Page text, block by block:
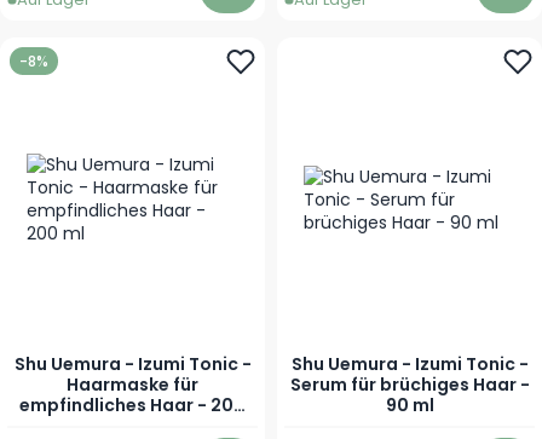
-8%
Shu Uemura - Izumi Tonic -
Haarmaske für
empfindliches Haar - 200
Shu Uemura - Izumi Tonic -
Serum für brüchiges Haar -
90 ml